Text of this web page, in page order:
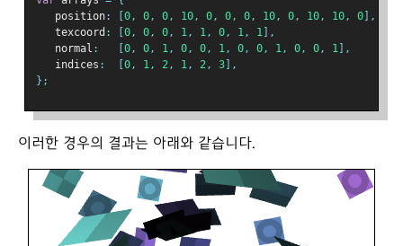
   position
: 0, 0, 0, 10, 0, 0, 0, 10, 0, 10, 10, 0 ],
   texcoord
: 0, 0, 0, 1, 1, 0, 1, 1 ],
   normal
: 0, 0, 1, 0, 0, 1, 0, 0, 1, 0, 0, 1 ],
   indices
: 0, 1, 2, 1, 2, 3 ],
};
이러한 경우의 결과는 아래와 같습니다.